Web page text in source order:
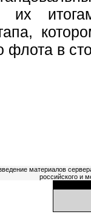
их
флота в
материалов
российского и